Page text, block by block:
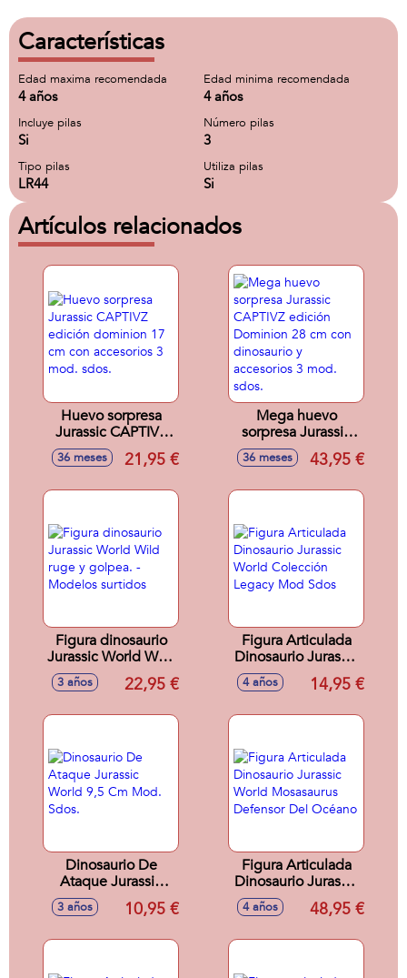
Características
Edad maxima recomendada
4 años
Edad minima recomendada
4 años
Incluye pilas
Si
Número pilas
3
Tipo pilas
LR44
Utiliza pilas
Si
Artículos relacionados
Huevo sorpresa
Jurassic CAPTIVZ
edición dominion
17 cm con
36 meses 21,95 €
Mega huevo
sorpresa Jurassic
CAPTIVZ edición
Dominion 28 cm
36 meses 43,95 €
Figura dinosaurio
Jurassic World Wild
ruge y golpea. -
Modelos surtidos
3 años 22,95 €
Figura Articulada
Dinosaurio Jurassic
World Colección
Legacy Mod Sdos
4 años 14,95 €
Dinosaurio De
Ataque Jurassic
World 9,5 Cm Mod.
Sdos.
3 años 10,95 €
Figura Articulada
Dinosaurio Jurassic
World Mosasaurus
Defensor Del
4 años 48,95 €